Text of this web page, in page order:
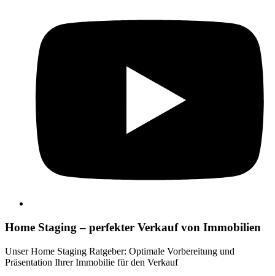
Home Staging – perfekter Verkauf von Immobilien
Unser Home Staging Ratgeber: Optimale Vorbereitung und
Präsentation Ihrer Immobilie für den Verkauf